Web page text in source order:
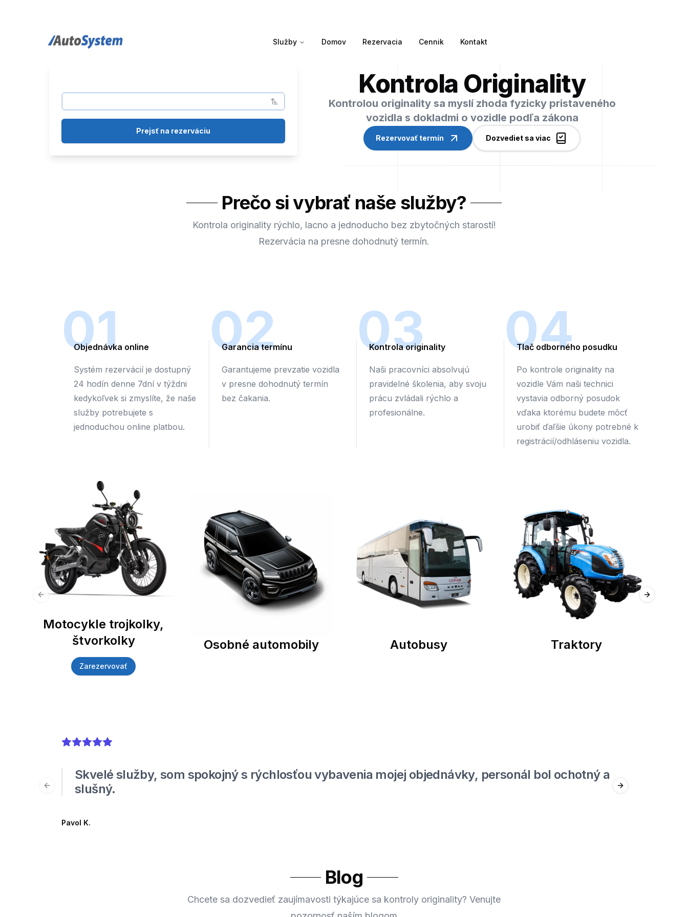
auto-system logo Služby Domov Rezervacia Cennik Kontakt
Prejsť na rezerváciu
Kontrola Originality
Kontrolou originality sa myslí zhoda fyzicky pristaveného
vozidla s dokladmi o vozidle podľa zákona
Rezervovať termín Dozvediet sa viac
Prečo si vybrať naše služby?
Kontrola originality rýchlo, lacno a jednoducho bez zbytočných starostí!
Rezervácia na presne dohodnutý termín.
01
Objednávka online
Systém rezervácií je dostupný
24 hodín denne 7dní v týždni
kedykoľvek si zmyslíte, že naše
služby potrebujete s
jednoduchou online platbou.
02
Garancia termínu
Garantujeme prevzatie vozidla
v presne dohodnutý termín
bez čakania.
03
Kontrola originality
Naši pracovníci absolvujú
pravidelné školenia, aby svoju
prácu zvládali rýchlo a
profesionálne.
04
Tlač odborného posudku
Po kontrole originality na
vozidle Vám naši technici
vystavia odborný posudok
vďaka ktorému budete môcť
urobiť ďaľšie úkony potrebné k
registrácií/odhláseniu vozidla.
Motocykle trojkolky,
štvorkolky
Zarezervovať
Osobné automobily Autobusy Traktory
Previous slide Next slide
5out of 5 stars
Skvelé služby, som spokojný s rýchlosťou vybavenia mojej objednávky, personál bol ochotný a
slušný.
Pavol K.
Previous slide Next slide
Blog
Chcete sa dozvedieť zaujímavosti týkajúce sa kontroly originality? Venujte